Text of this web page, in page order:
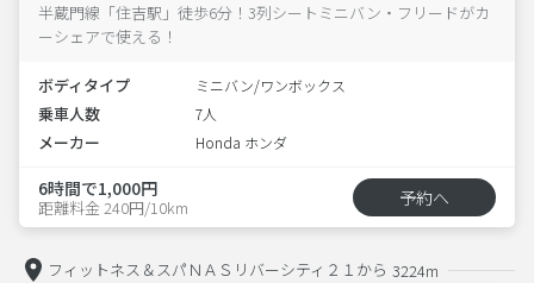
半蔵門線「住吉駅」徒歩6分！3列シートミニバン・フリードがカ
ーシェアで使える！
ボディタイプ ミニバン/ワンボックス
乗車人数 7人
メーカー Honda ホンダ
6時間で1,000円
距離料金 240円/10km 予約へ
フィットネス＆スパＮＡＳリバーシティ２１から 3224m